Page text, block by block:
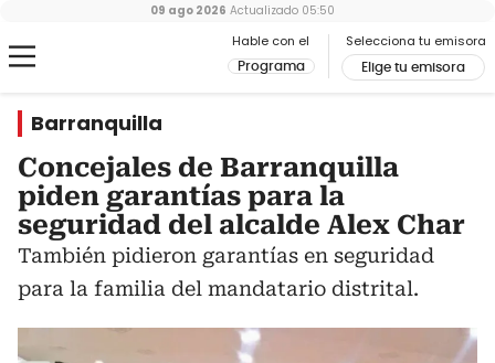
Hable con el
Programa
Selecciona tu emisora
Elige tu emisora
09 ago 2026 Actualizado 05:50
Barranquilla
Concejales de Barranquilla
piden garantías para la
seguridad del alcalde Alex Char
También pidieron garantías en seguridad
para la familia del mandatario distrital.